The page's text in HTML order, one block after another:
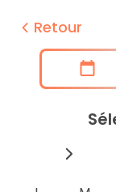
Retour